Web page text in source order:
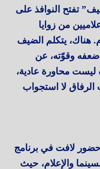
تفتح النوافذ على
من زوايا
هناك، يتكلم الضيف
وقوّته، عن
ليست محاورة عادية،
لا استجواب
حضور لافت في برنامج
والإعلام، حيث